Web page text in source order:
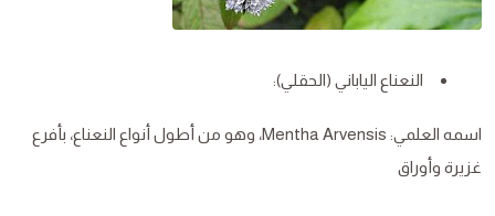
النعناع الياباني (الحقلي):
اسمه العلمي: Mentha Arvensis، وهو من أطول أنواع النعناع، بأفرع
غزيرة وأوراق